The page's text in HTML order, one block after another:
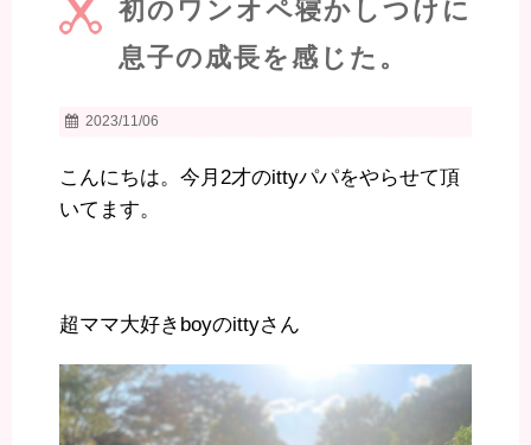
初のワンオペ寝かしつけに
息子の成長を感じた。
2023/11/06
こんにちは。今月2才のittyパパをやらせて頂
いてます。
超ママ大好きboyのittyさん